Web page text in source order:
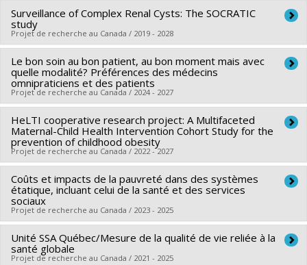
Chercheur principal : Marie-Pascale Pomey
Co-chercheurs : Antoine Boivin,Chantal Bémeur
Bilodeau,Israël Fortin,Isabelle Doré,Thomas G. Poder,
Mélanie Lavoie-Tremblay, Patrick Garon-Sayegh ,Bertrand
Lebouche,Dominique Tremblay
Djahanchah, Hermann Nabi,Grégoire Lagger
Roux
Sources de financement :IRSC/Instituts de recherche en
santé du Canada
Programmes de subvention :PVXXXXXX-(PJT) Subvention
Projet
Surveillance of Complex Renal Cysts: The SOCRATIC
study
Projet de recherche au Canada / 2019 - 2028
Chercheur principal : Patrick Richard
Co-chercheurs : Jean-Baptiste Lattouf,Thomas G. Poder
Sources de financement :IRSC/Instituts de recherche en
Programmes de subvention :PVXXXXXX-(PJT) Subvention
Projet
Le bon soin au bon patient, au bon moment mais avec
quelle modalité? Préférences des médecins
omnipraticiens et des patients
Projet de recherche au Canada / 2024 - 2027
Chercheur principal : Thomas G. Poder
Sources de financement :IRSC/Instituts de recherche en
santé du Canada
Programmes de subvention :
HeLTI cooperative research project: A Multifaceted
Maternal-Child Health Intervention Cohort Study for the
prevention of childhood obesity
Projet de recherche au Canada / 2022 - 2027
Chercheur principal : Jean-Patrice Baillargeon
Co-chercheurs : Benoît Mâsse,Thomas G. Poder
Sources de financement :IRSC/Instituts de recherche en
santé du Canada
Programmes de subvention :
PVXXXXXX-Subvention
Coûts et impacts de la pauvreté dans des systèmes
étatique, incluant celui de la santé et des services
sociaux
Projet de recherche au Canada / 2023 - 2025
Chercheur principal : Amélie Quesnel-Vallée
Co-chercheurs : Jaunathan Bilodeau
Unité SSA Québec/Mesure de la qualité de vie reliée à la
santé globale
Projet de recherche au Canada / 2021 - 2025